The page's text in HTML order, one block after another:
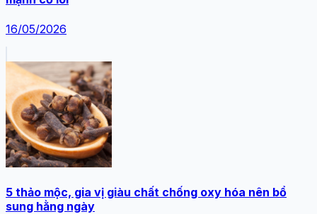
16/05/2026
5 thảo mộc, gia vị giàu chất chống oxy hóa nên bổ
sung hằng ngày